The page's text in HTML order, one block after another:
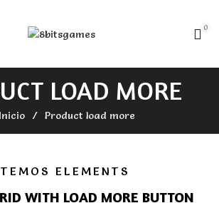
0
LOAD MORE
Inicio Product load more
ELEMENTS
WITH LOAD MORE BUTTON